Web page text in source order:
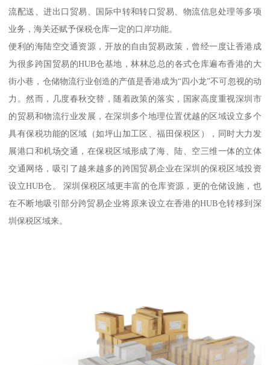
流配送、进出口贸易、国际中转和转口贸易、物流信息处理等多项
业务，海关还赋予保税仓库一定的口岸功能。
便利的海陆空交通资源，开放的自由贸易政策，曾经一度让香港成
为很多跨国贸易的HUB仓基地，林林总总的各式仓库遍布香港的大
街小巷，仓储物流行业创造的产值是香港成为“四小龙”不可忽视的动
力。然而，几度春秋交替，随着政策的落实，国家高度重视深圳市
的贸易和物流行业发展，在深圳多个地理位置优越的区域设立多个
具有保税功能的区域（如坪山加工区、福田保税区），同时大力发
展港口和机场交通，在保税区域形成了海、陆、空三维一体的立体
交通网络，吸引了越来越多的跨国贸易企业在深圳的保税区域投资
设立HUB仓。 深圳保税区域更丰富的仓库资源，更的仓储设施，也
在不断地吸引部分跨贸易企业将原来设立在香港的HUB仓转移到深
圳保税区域来。